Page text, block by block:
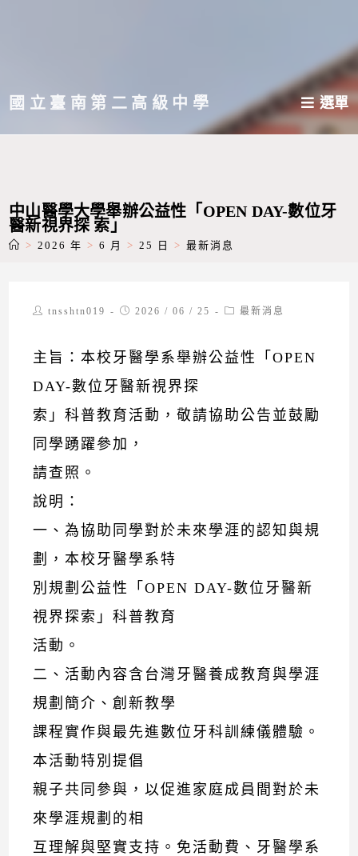
主國立臺南第二高級中學 選單
中山醫學大學舉辦公益性「OPEN DAY-數位牙
醫新視界探 索」
> 2026 年 > 6 月 > 25 日 > 最新消息
Posttnsshtn019
Post2026 / 06 / 25
Post最新消息
主旨：本校牙醫學系舉辦公益性「OPEN
DAY-數位牙醫新視界探
索」科普教育活動，敬請協助公告並鼓勵
同學踴躍參加，
請查照。
說明：
一、為協助同學對於未來學涯的認知與規
劃，本校牙醫學系特
別規劃公益性「OPEN DAY-數位牙醫新
視界探索」科普教育
活動。
二、活動內容含台灣牙醫養成教育與學涯
規劃簡介、創新教學
課程實作與最先進數位牙科訓練儀體驗。
本活動特別提倡
親子共同參與，以促進家庭成員間對於未
來學涯規劃的相
互理解與堅實支持。免活動費、牙醫學系